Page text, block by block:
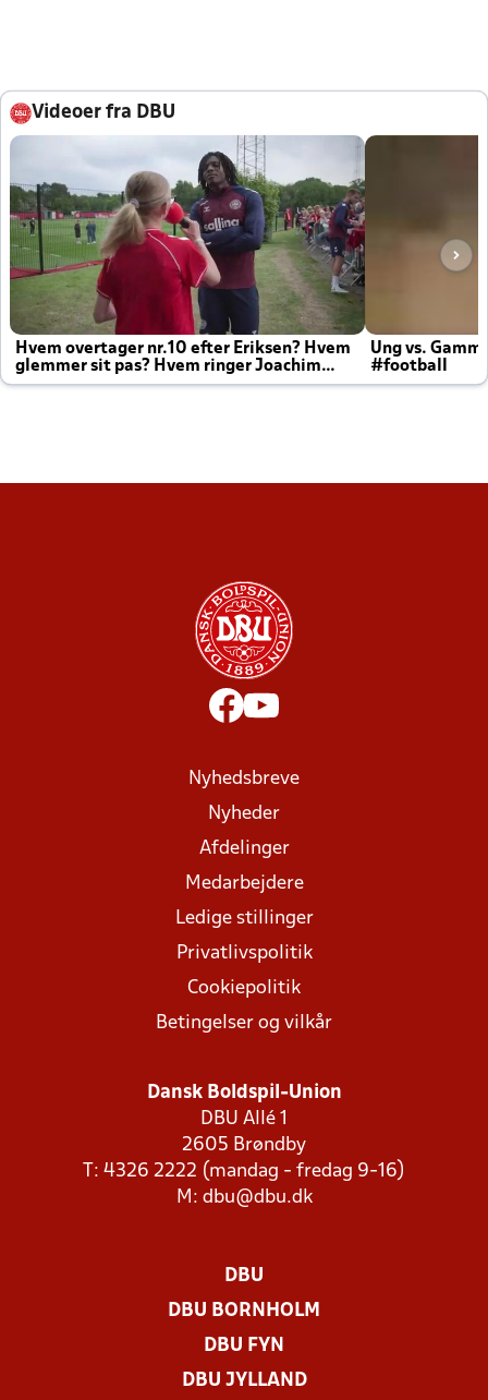
Videoer fra DBU
Hvem overtager nr.10 efter Eriksen? Hvem
glemmer sit pas? Hvem ringer Joachim
altid til efter kampe?
Ung vs.
#football
Nyhedsbreve
Nyheder
Afdelinger
Medarbejdere
Ledige stillinger
Privatlivspolitik
Cookiepolitik
Betingelser og vilkår
Dansk Boldspil-Union
DBU Allé 1
2605 Brøndby
T: 4326 2222 (mandag - fredag 9-16)
M: dbu@dbu.dk
DBU
DBU BORNHOLM
DBU FYN
DBU JYLLAND